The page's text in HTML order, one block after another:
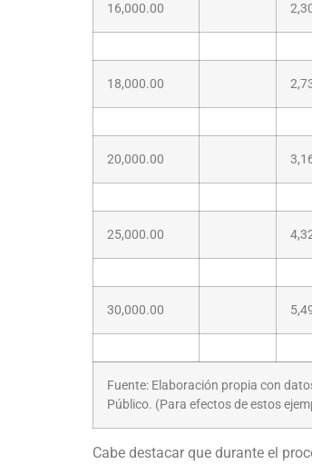
16,000.00
18,000.00
20,000.00
25,000.00
30,000.00
Fuente: Elaboración propia con
Público. (Para efectos de estos
Cabe destacar que durante el